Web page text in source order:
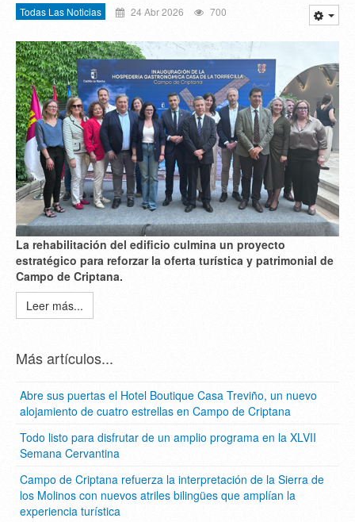
Todas Las Noticias 24 Abr 2026 700
La rehabilitación del edificio culmina un proyecto
estratégico para reforzar la oferta turística y patrimonial de
Campo de Criptana.
Leer más...
Más artículos...
Abre sus puertas el Hotel Boutique Casa Treviño, un nuevo
alojamiento de cuatro estrellas en Campo de Criptana
Todo listo para disfrutar de un amplio programa en la XLVII
Semana Cervantina
Campo de Criptana refuerza la interpretación de la Sierra de
los Molinos con nuevos atriles bilingües que amplían la
experiencia turística